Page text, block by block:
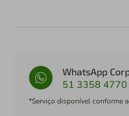
WhatsApp
51 3358 4770
*Serviço disponível conforme